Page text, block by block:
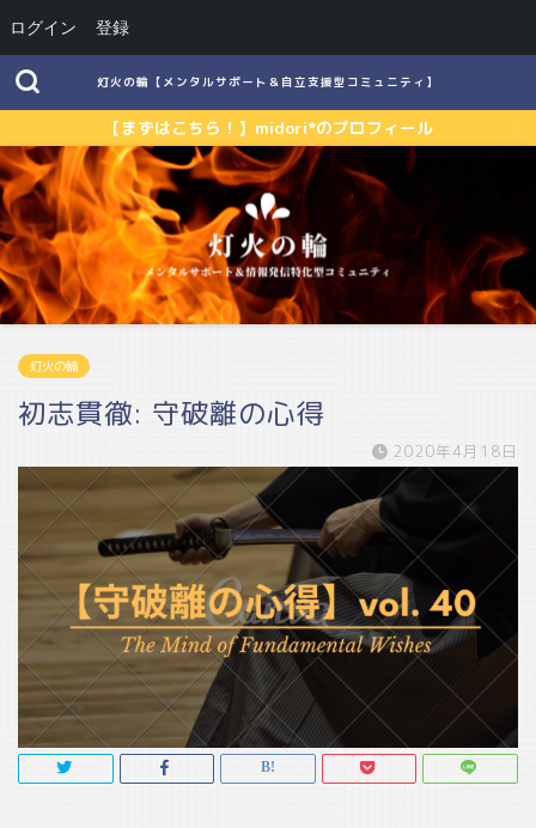
灯火の輪【メンタルサポート＆自立支援型コミュニティ】
【まずはこちら！】midori*のプロフィール
灯火の輪
初志貫徹: 守破離の心得
2020年4月18日
ログイン 登録